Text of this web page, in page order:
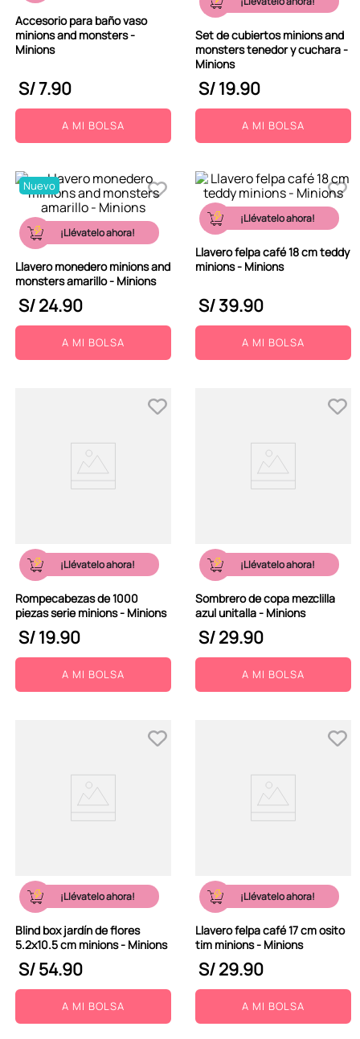
Accesorio para baño vaso
minions and monsters -
Minions
S/7.90
A MI BOLSA
Set de cubiertos minions and
monsters tenedor y cuchara -
Minions
S/19.90
A MI BOLSA
Nuevo
¡Llévatelo ahora!
Llavero monedero minions and
monsters amarillo - Minions
S/24.90
A MI BOLSA
¡Llévatelo ahora!
Llavero felpa café 18 cm teddy
minions - Minions
S/39.90
A MI BOLSA
¡Llévatelo ahora!
Rompecabezas de 1000
piezas serie minions - Minions
S/19.90
A MI BOLSA
¡Llévatelo ahora!
Sombrero de copa mezclilla
azul unitalla - Minions
S/29.90
A MI BOLSA
¡Llévatelo ahora!
Blind box jardín de flores
5.2x10.5 cm minions - Minions
S/54.90
A MI BOLSA
¡Llévatelo ahora!
Llavero felpa café 17 cm osito
tim minions - Minions
S/29.90
A MI BOLSA